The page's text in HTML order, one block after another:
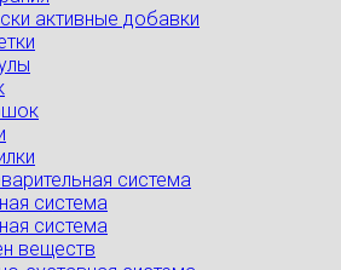
активные добавки
система
система
система
веществ